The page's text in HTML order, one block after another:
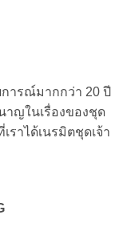
การณ์มากกว่า 20 ปี
าญในเรื่องของชุด
ราได้เนรมิตชุดเจ้า